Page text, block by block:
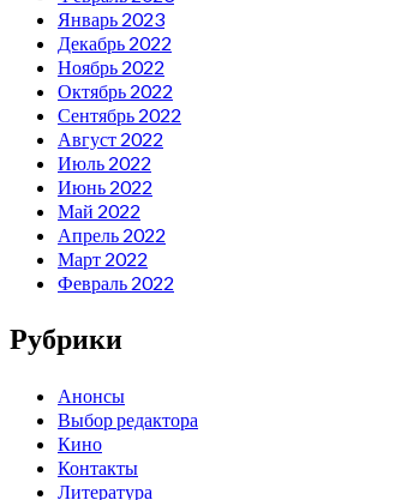
Январь 2023
Декабрь 2022
Ноябрь 2022
Октябрь 2022
Сентябрь 2022
Август 2022
Июль 2022
Июнь 2022
Май 2022
Апрель 2022
Март 2022
Февраль 2022
Рубрики
Анонсы
Выбор редактора
Кино
Контакты
Литература